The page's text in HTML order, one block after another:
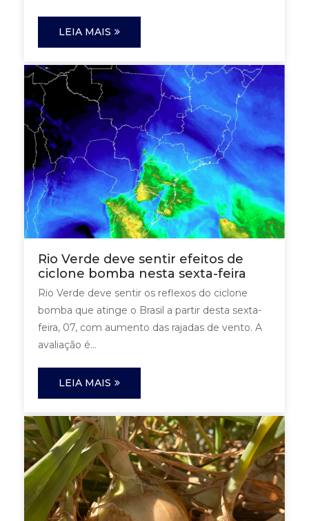
LEIA MAIS
Rio Verde deve sentir efeitos de
ciclone bomba nesta sexta-feira
Rio Verde deve sentir os reflexos do ciclone
bomba que atinge o Brasil a partir desta sexta-
feira, 07, com aumento das rajadas de vento. A
avaliação é...
LEIA MAIS